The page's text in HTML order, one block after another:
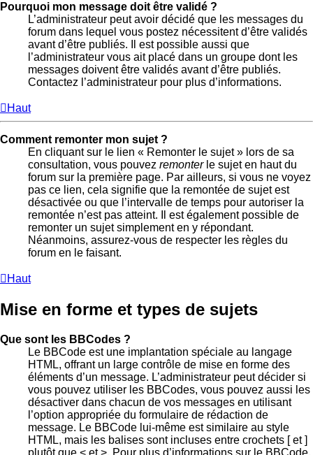
Pourquoi mon message doit être validé ?
L’administrateur peut avoir décidé que les messages du
forum dans lequel vous postez nécessitent d’être validés
avant d’être publiés. Il est possible aussi que
l’administrateur vous ait placé dans un groupe dont les
messages doivent être validés avant d’être publiés.
Contactez l’administrateur pour plus d’informations.
Haut
Comment remonter mon sujet ?
En cliquant sur le lien « Remonter le sujet » lors de sa
consultation, vous pouvez remonterle sujet en haut du
forum sur la première page. Par ailleurs, si vous ne voyez
pas ce lien, cela signifie que la remontée de sujet est
désactivée ou que l’intervalle de temps pour autoriser la
remontée n’est pas atteint. Il est également possible de
remonter un sujet simplement en y répondant.
Néanmoins, assurez-vous de respecter les règles du
forum en le faisant.
Haut
Mise en forme et types de sujets
Que sont les BBCodes ?
Le BBCode est une implantation spéciale au langage
HTML, offrant un large contrôle de mise en forme des
éléments d’un message. L’administrateur peut décider si
vous pouvez utiliser les BBCodes, vous pouvez aussi les
désactiver dans chacun de vos messages en utilisant
l’option appropriée du formulaire de rédaction de
message. Le BBCode lui-même est similaire au style
HTML, mais les balises sont incluses entre crochets [ et ]
plutôt que < et >. Pour plus d’informations sur le BBCode,